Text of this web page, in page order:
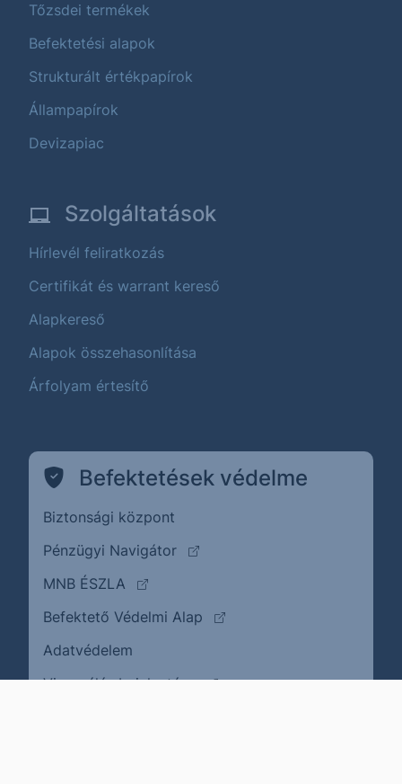
Tőzsdei termékek
Befektetési alapok
Strukturált értékpapírok
Állampapírok
Devizapiac
Szolgáltatások
Hírlevél feliratkozás
Certifikát és warrant kereső
Alapkereső
Alapok összehasonlítása
Árfolyam értesítő
Befektetések védelme
Biztonsági központ
Pénzügyi Navigátor
(külső oldalra ugrik)
MNB ÉSZLA
(külső oldalra ugrik)
Befektető Védelmi Alap
(külső oldalra ugrik)
Adatvédelem
Visszaélés bejelentése(külső oldalra ugrik)